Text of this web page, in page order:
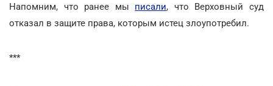
Напомним, что ранее мы писали, что Верховный суд
отказал в защите права, которым истец злоупотребил.
***